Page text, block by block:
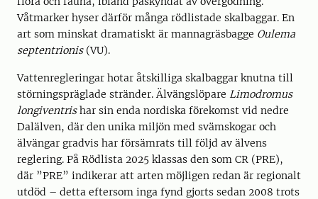
Våtmarker hyser därför många rödlistade skalbaggar. En
art som minskat dramatiskt är mannagräsbagge Oulema
septentrionis(VU).
Vattenregleringar hotar åtskilliga skalbaggar knutna till
störningspräglade stränder. Älvängslöpare Limodromus
longiventrishar sin enda nordiska förekomst vid nedre
Dalälven, där den unika miljön med svämskogar och
älvängar gradvis har försämrats till följd av älvens
reglering. På Rödlista 2025 klassas den som CR (PRE),
där ”PRE” indikerar att arten möjligen redan är regionalt
utdöd – detta eftersom inga fynd gjorts sedan 2008 trots